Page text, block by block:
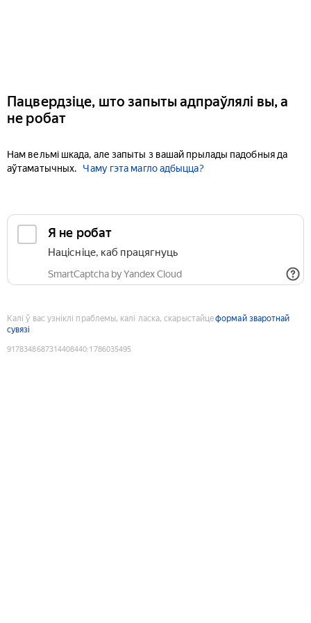
Пацвердзіце, што запыты адпраўлялі вы, а
не робат
Нам вельмі шкада, але запыты з вашай прылады падобныя да
аўтаматычных.
Чаму гэта магло адбыцца?
Я не робат
Націсніце, каб працягнуць
SmartCaptcha by Yandex Cloud
Калі ў вас узніклі праблемы, калі ласка, скарыстайцеформай зваротнай
сувязі
9178348687314408440:1786035495